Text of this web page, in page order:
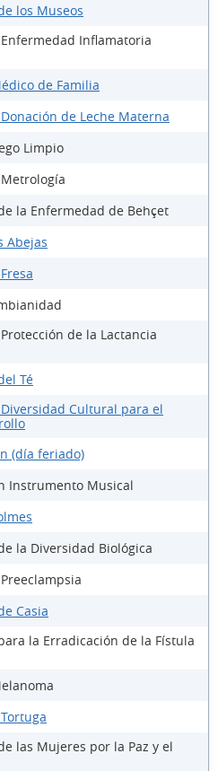
los Museos
Inflamatoria
de Familia
de Leche Materna
Limpio
la Enfermedad de Behçet
Abejas
de la Lactancia
Té
Cultural para el
(día feriado)
Instrumento Musical
la Diversidad Biológica
Casia
la Erradicación de la Fístula
las Mujeres por la Paz y el